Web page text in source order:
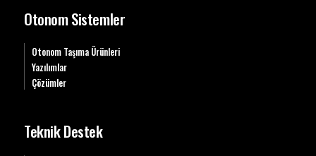
Otonom Sistemler
Otonom Taşıma Ürünleri
Yazılımlar
Çözümler
Teknik Destek